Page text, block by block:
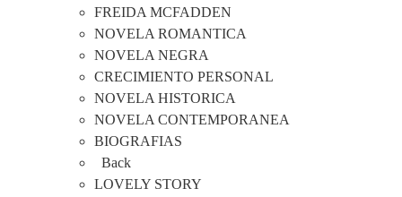
FREIDA MCFADDEN
NOVELA ROMANTICA
NOVELA NEGRA
CRECIMIENTO PERSONAL
NOVELA HISTORICA
NOVELA CONTEMPORANEA
BIOGRAFIAS
Back
LOVELY STORY